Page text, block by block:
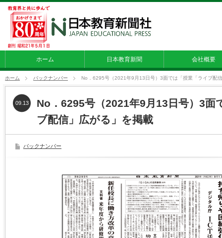
ホーム 日本教育新聞 会社概要
ホーム バックナンバー No．6295号（2021年9月13日号）3面では「授業「ライブ配
No．6295号（2021年9月13日号）3面
ブ配信」広がる」を掲載
09.13
バックナンバー